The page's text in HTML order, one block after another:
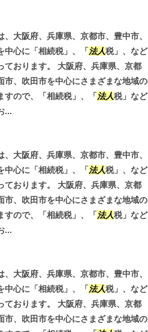
、大阪府、兵庫県、京都市、豊中市、
中心に「相続税」、「 法人税」、など
ております。 大阪府、兵庫県、京都
市、吹田市を中心にさまざまな地域の
ので、「相続税」、「 法人税」など
...
、大阪府、兵庫県、京都市、豊中市、
中心に「相続税」、「 法人税」、など
ております。 大阪府、兵庫県、京都
市、吹田市を中心にさまざまな地域の
ので、「相続税」、「 法人税」など
...
、大阪府、兵庫県、京都市、豊中市、
中心に「相続税」、「 法人税」、など
ております。 大阪府、兵庫県、京都
市、吹田市を中心にさまざまな地域の